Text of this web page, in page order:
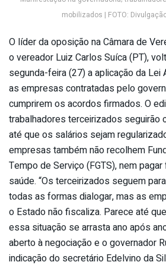
mobilizados | FOTO:
O líder da oposição na Câmara de
o vereador Luiz Carlos Suíca (PT),
segunda-feira (27) a aplicação da Lei
as empresas contratadas pelo
cumprirem os acordos firmados. O
trabalhadores terceirizados seguirão
até que os salários sejam
empresas também não recolhem
Tempo de Serviço (FGTS), nem
saúde. “Os terceirizados seguem
todas as formas dialogar, mas as
o Estado não fiscaliza. Parece até
essa situação se arrasta ano após
aberto à negociação e o governador
indicação do secretário Edelvino da